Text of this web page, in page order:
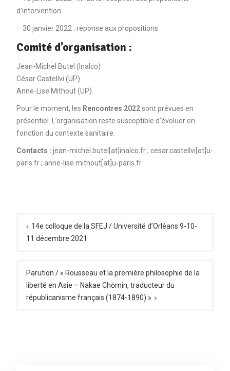
d’intervention
– 30 janvier 2022 : réponse aux propositions
Comité d’organisation :
Jean-Michel Butel (Inalco)
César Castellvi (UP)
Anne-Lise Mithout (UP)
Pour le moment, les Rencontres 2022sont prévues en
présentiel. L’organisation reste susceptible d’évoluer en
fonction du contexte sanitaire.
Contacts : jean-michel.butel[at]inalco.fr ; cesar.castellvi[at]u-
paris.fr ; anne-lise.mithout[at]u-paris.fr
de
l’article
14e colloque de la SFEJ / Université d’Orléans 9-10-
11 décembre 2021
Parution / « Rousseau et la première philosophie de la
liberté en Asie – Nakae Chōmin, traducteur du
républicanisme français (1874-1890) »